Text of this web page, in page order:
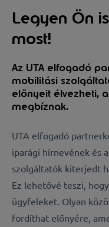
Legyen Ön
most!
Az UTA elfogadó
mobilitási
előnyeit élvezheti,
megbíznak.
UTA elfogadó
iparági hírnevének és
szolgáltatók kiterjedt
Ez lehetővé teszi,
ügyfeleket. Olyan
fordíthat előnyére,